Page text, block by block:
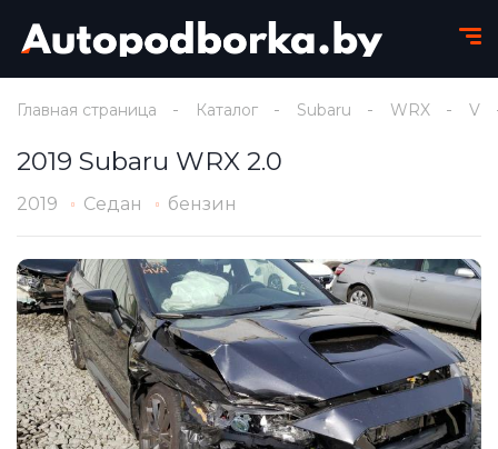
Главная страница Каталог Subaru WRX V
2019 Subaru WRX 2.0
2019 Седан бензин